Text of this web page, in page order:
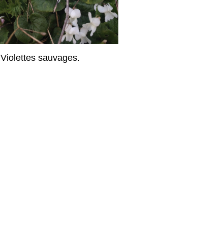
Violettes sauvages.